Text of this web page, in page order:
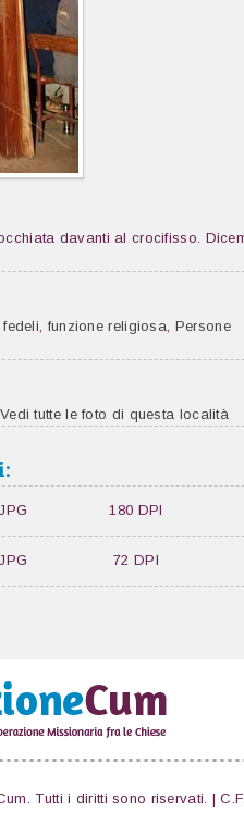
davanti al crocifisso.
fedeli,funzione religiosa, Persone
Vedi tutte le foto di questa località
180 DPI
72 DPI
Tutti i diritti sono riservati. |